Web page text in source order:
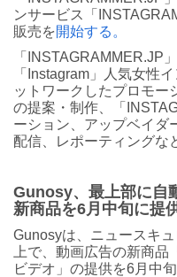
ンサービス「
販売を開始する。
「INSTAGRAMMER.JP
「Instagram」人気女性
ットワークしたプロモー
の提案・制作、「
ーション、アップベイダ
配信、レポーティングな
Gunosy、最上部に自
新商品を6月中旬に提
Gunosyは、ニュースキ
上で、動画広告の新商
ビデオ」の提供を6月中